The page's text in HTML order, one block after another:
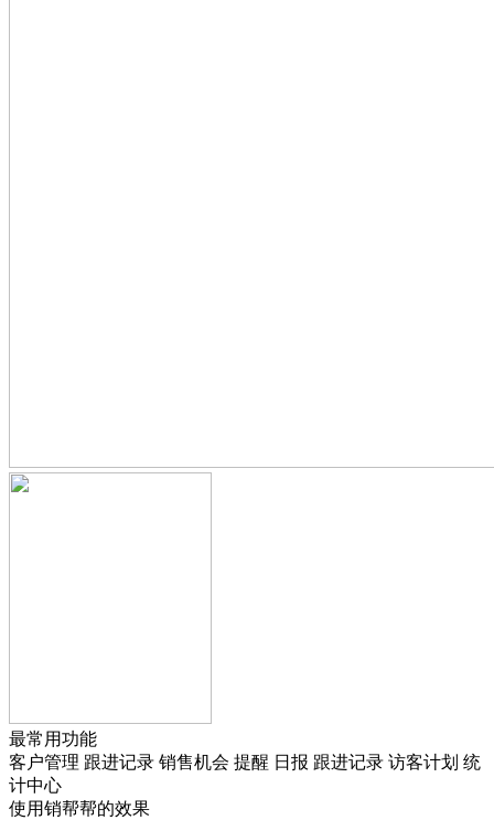
最常用功能
客户管理 跟进记录 销售机会 提醒 日报 跟进记录 访客计划 统
计中心
使用销帮帮的效果